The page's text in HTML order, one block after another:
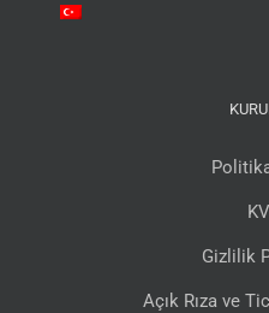
Gizlilik
Açık Rıza ve